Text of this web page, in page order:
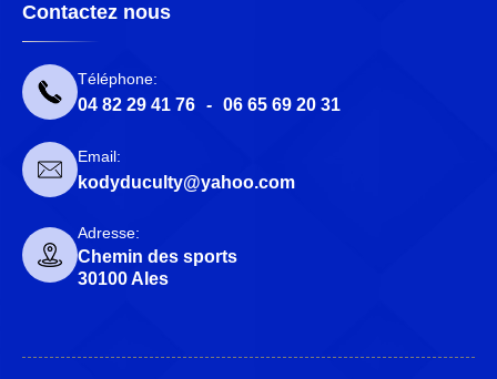
Contactez nous
Téléphone:
04 82 29 41 76 - 06 65 69 20 31
Email:
kodyduculty@yahoo.com
Adresse:
Chemin des sports
30100 Ales